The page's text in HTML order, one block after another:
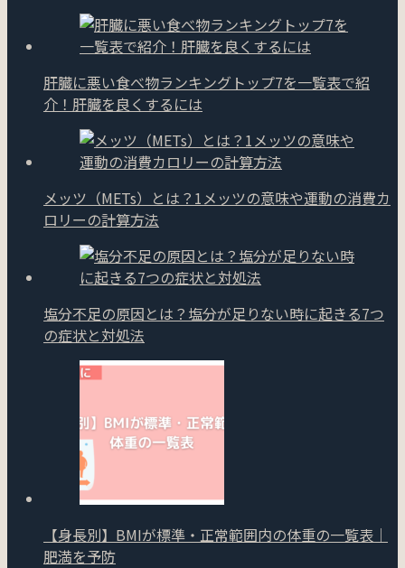
肝臓に悪い食べ物ランキングトップ7を一覧表で紹
介！肝臓を良くするには
メッツ（METs）とは？1メッツの意味や運動の消費カ
ロリーの計算方法
塩分不足の原因とは？塩分が足りない時に起きる7つ
の症状と対処法
【身長別】BMIが標準・正常範囲内の体重の一覧表｜
肥満を予防